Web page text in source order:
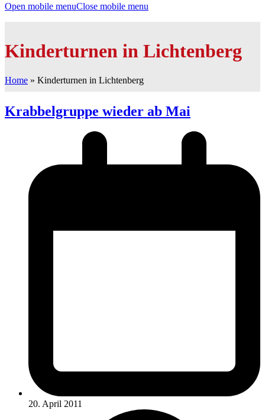
Open mobile menuClose mobile menu
Kinderturnen in Lichtenberg
Home » Kinderturnen in Lichtenberg
Krabbelgruppe wieder ab Mai
20. April 2011